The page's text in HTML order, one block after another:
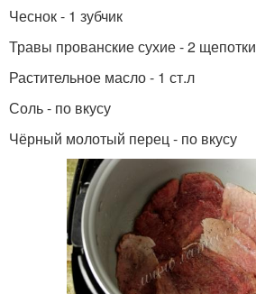
Чеснок - 1 зубчик
Травы прованские сухие - 2 щепотки
Растительное масло - 1 ст.л
Соль - по вкусу
Чёрный молотый перец - по вкусу